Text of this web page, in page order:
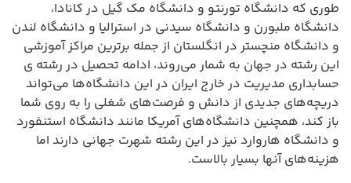
طوری که دانشگاه تورنتو و دانشگاه مک گیل در کانادا،
دانشگاه ملبورن و دانشگاه سیدنی در استرالیا و دانشگاه لندن
و دانشگاه منچستر در انگلستان از جمله برترین مراکز آموزشی
این رشته در جهان به شمار می‌روند، ادامه تحصیل در رشته ی
حسابداری مدیریت در خارج ایران در این دانشگاه‌ها می‌تواند
دریچه‌های جدیدی از دانش و فرصت‌های شغلی را به روی شما
باز کند، همچنین دانشگاه‌های آمریکا مانند دانشگاه استنفورد
و دانشگاه هاروارد نیز در این رشته شهرت جهانی دارند اما
هزینه‌های آنها بسیار بالاست.